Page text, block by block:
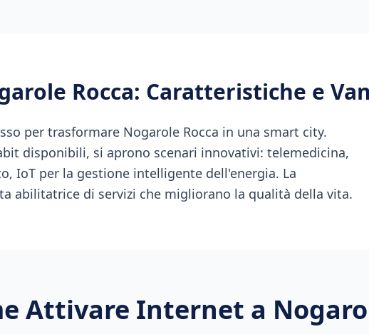
Rocca: Caratteristiche e
per trasformare Nogarole Rocca in una smart city.
disponibili, si aprono scenari innovativi: telemedicina,
IoT per la gestione intelligente dell'energia. La
abilitatrice di servizi che migliorano la qualità della vita.
Attivare Internet a